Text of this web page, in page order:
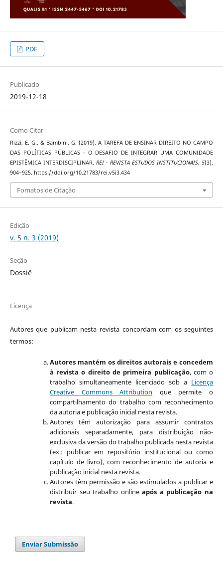
PDF
Publicado
2019-12-18
Como Citar
Rizzi, E. G., & Bambini, G. (2019). A TAREFA DE ENSINAR DIREITO NO CAMPO
DAS POLÍTICAS PÚBLICAS - O DESAFIO DE INTEGRAR UMA COMUNIDADE
EPISTÊMICA INTERDISCIPLINAR.REI - REVISTA ESTUDOS INSTITUCIONAIS,5(3),
904–925. https://doi.org/10.21783/rei.v5i3.434
Fomatos de Citação
Edição
v. 5 n. 3 (2019)
Seção
Dossiê
Licença
Autores que publicam nesta revista concordam com os seguintes
termos:
Autores mantém os direitos autorais e concedem
à revista o direito de primeira publicação, com o
trabalho simultaneamente licenciado sob a Licença
Creative Commons Attribution que permite o
compartilhamento do trabalho com reconhecimento
da autoria e publicação inicial nesta revista.
Autores têm autorização para assumir contratos
adicionais separadamente, para distribuição não-
exclusiva da versão do trabalho publicada nesta revista
(ex.: publicar em repositório institucional ou como
capítulo de livro), com reconhecimento de autoria e
publicação inicial nesta revista.
Autores têm permissão e são estimulados a publicar e
distribuir seu trabalho onlineapós a publicação na
revista.
Enviar Submissão